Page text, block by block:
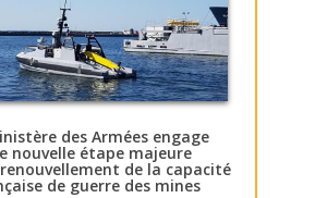
des Armées engage
nouvelle étape majeure
de la capacité
de guerre des mines